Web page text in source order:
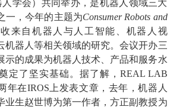
学会）共同举办，是机器人领域三大
一，今年的主题为Consumer Robots and
来自机器人与人工智能、机器人视
机器人等相关领域的研究。会议开办三
示的成果为机器人技术、产品和服务水
定了坚实基础。据了解， REAL LAB
年在IROS 上发表文章，去年，机器人
业生赵世博为第一作者，方正副教授为